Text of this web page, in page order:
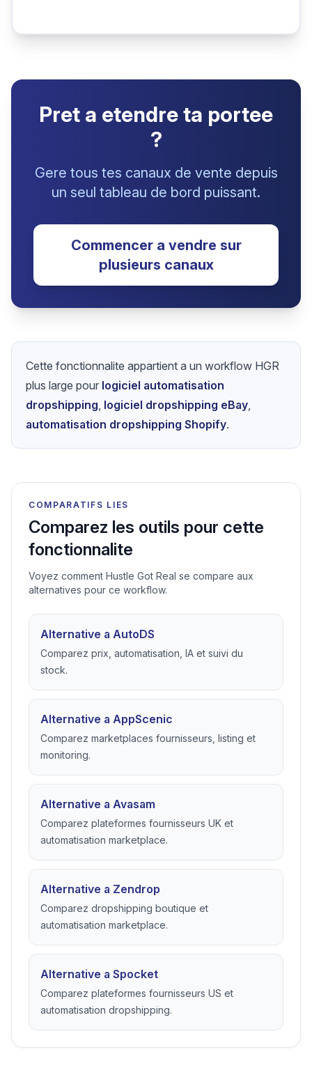
Pret a etendre ta portee
?
Gere tous tes canaux de vente depuis
un seul tableau de bord puissant.
Commencer a vendre sur
plusieurs canaux
Cette fonctionnalite appartient a un workflow HGR
plus large pour logiciel automatisation
dropshipping, logiciel dropshipping eBay,
automatisation dropshipping Shopify.
COMPARATIFS LIES
Comparez les outils pour cette
fonctionnalite
Voyez comment Hustle Got Real se compare aux
alternatives pour ce workflow.
Alternative a AutoDS
Comparez prix, automatisation, IA et suivi du
stock.
Alternative a AppScenic
Comparez marketplaces fournisseurs, listing et
monitoring.
Alternative a Avasam
Comparez plateformes fournisseurs UK et
automatisation marketplace.
Alternative a Zendrop
Comparez dropshipping boutique et
automatisation marketplace.
Alternative a Spocket
Comparez plateformes fournisseurs US et
automatisation dropshipping.